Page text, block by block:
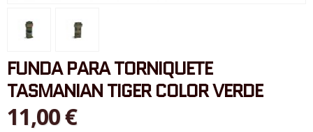
FUNDA PARA TORNIQUETE
TASMANIAN TIGER COLOR VERDE
11,00 €